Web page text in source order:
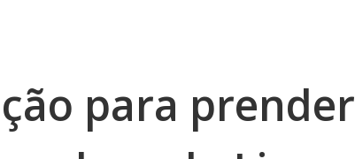
para prender